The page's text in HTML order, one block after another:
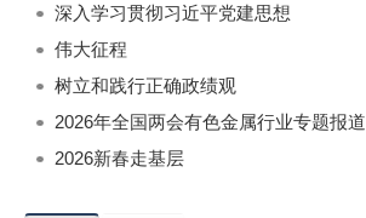
深入学习贯彻习近平党建思想
伟大征程
树立和践行正确政绩观
2026年全国两会有色金属行业专题报道
2026新春走基层